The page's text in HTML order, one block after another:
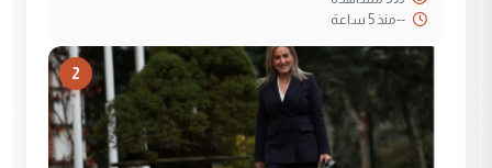
--منذ 5 ساعة
2